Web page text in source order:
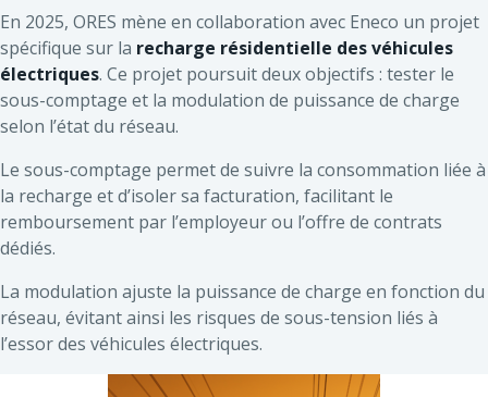
En 2025, ORES mène en collaboration avec Eneco un projet
spécifique sur la recharge résidentielle des véhicules
électriques. Ce projet poursuit deux objectifs : tester le
sous-comptage et la modulation de puissance de charge
selon l’état du réseau.
Le sous-comptage permet de suivre la consommation liée à
la recharge et d’isoler sa facturation, facilitant le
remboursement par l’employeur ou l’offre de contrats
dédiés.
La modulation ajuste la puissance de charge en fonction du
réseau, évitant ainsi les risques de sous-tension liés à
l’essor des véhicules électriques.